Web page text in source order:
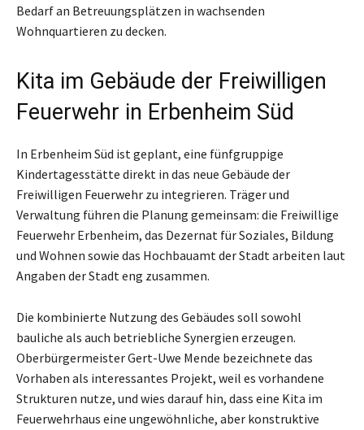
Bedarf an Betreuungsplätzen in wachsenden
Wohnquartieren zu decken.
Kita im Gebäude der Freiwilligen
Feuerwehr in Erbenheim Süd
In Erbenheim Süd ist geplant, eine fünfgruppige
Kindertagesstätte direkt in das neue Gebäude der
Freiwilligen Feuerwehr zu integrieren. Träger und
Verwaltung führen die Planung gemeinsam: die Freiwillige
Feuerwehr Erbenheim, das Dezernat für Soziales, Bildung
und Wohnen sowie das Hochbauamt der Stadt arbeiten laut
Angaben der Stadt eng zusammen.
Die kombinierte Nutzung des Gebäudes soll sowohl
bauliche als auch betriebliche Synergien erzeugen.
Oberbürgermeister Gert-Uwe Mende bezeichnete das
Vorhaben als interessantes Projekt, weil es vorhandene
Strukturen nutze, und wies darauf hin, dass eine Kita im
Feuerwehrhaus eine ungewöhnliche, aber konstruktive